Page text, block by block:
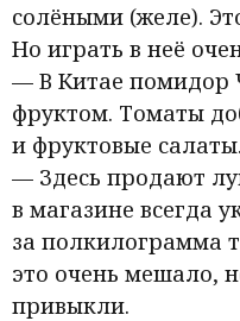
солёными (желе).
Но играть в неё
— В Китае помидор
фруктом. Томаты
и фруктовые салаты.
— Здесь продают
в магазине всегда
за полкилограмма
это очень мешало,
привыкли.